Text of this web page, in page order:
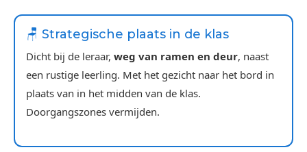
🪑 Strategische plaats in de klas
Dicht bij de leraar, weg van ramen en deur, naast
een rustige leerling. Met het gezicht naar het bord in
plaats van in het midden van de klas.
Doorgangszones vermijden.